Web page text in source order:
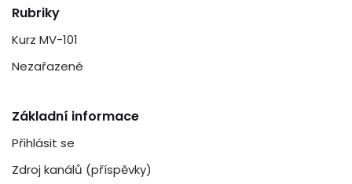
Rubriky
Kurz MV-101
Nezařazené
Základní informace
Přihlásit se
Zdroj kanálů (příspěvky)